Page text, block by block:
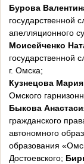
Бурова
государственной
апелляционного
Моисейченко
государственной
г. Омска;
Кузнецова
Омского
Быкова
гражданского
автономного
образования
Достоевского;